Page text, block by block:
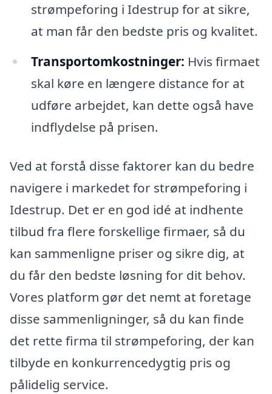
strømpeforing i Idestrup for at sikre,
at man får den bedste pris og kvalitet.
Transportomkostninger: Hvis firmaet
skal køre en længere distance for at
udføre arbejdet, kan dette også have
indflydelse på prisen.
Ved at forstå disse faktorer kan du bedre
navigere i markedet for strømpeforing i
Idestrup. Det er en god idé at indhente
tilbud fra flere forskellige firmaer, så du
kan sammenligne priser og sikre dig, at
du får den bedste løsning for dit behov.
Vores platform gør det nemt at foretage
disse sammenligninger, så du kan finde
det rette firma til strømpeforing, der kan
tilbyde en konkurrencedygtig pris og
pålidelig service.